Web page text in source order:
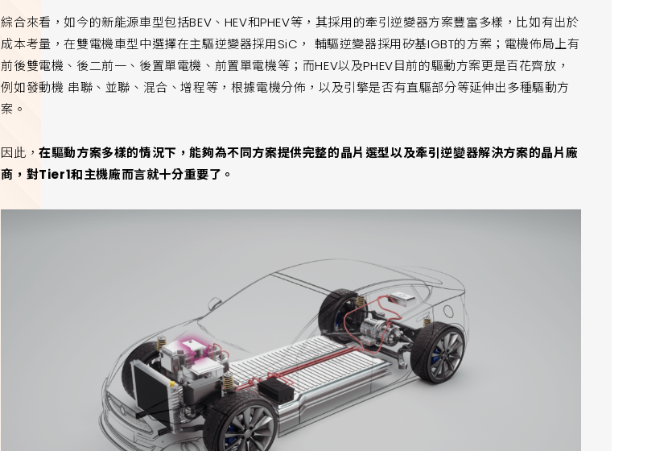
綜合來看，如今的新能源車型包括BEV、HEV和PHEV等，其採用的牽引逆變器方案豐富多樣，比如有出於
成本考量，在雙電機車型中選擇在主驅逆變器採用SiC， 輔驅逆變器採用矽基IGBT的方案；電機佈局上有
前後雙電機、後二前一、後置單電機、前置單電機等；而HEV以及PHEV目前的驅動方案更是百花齊放，
例如發動機 串聯、並聯、混合、增程等，根據電機分佈，以及引擎是否有直驅部分等延伸出多種驅動方
案。
因此，在驅動方案多樣的情況下，能夠為不同方案提供完整的晶片選型以及牽引逆變器解決方案的晶片廠
商，對Tier1和主機廠而言就十分重要了。